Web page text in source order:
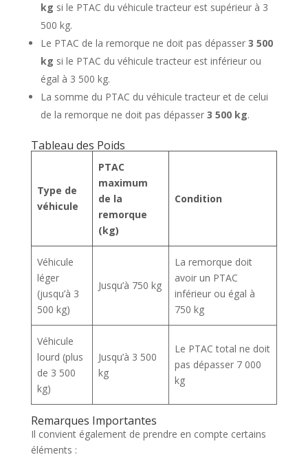
kg si le PTAC du véhicule tracteur est supérieur à 3
500 kg.
Le PTAC de la remorque ne doit pas dépasser 3 500
kg si le PTAC du véhicule tracteur est inférieur ou
égal à 3 500 kg.
La somme du PTAC du véhicule tracteur et de celui
de la remorque ne doit pas dépasser 3 500 kg.
Tableau des Poids
Type de
véhicule
PTAC
maximum
de la
remorque
(kg)
Condition
Véhicule
léger
(jusqu’à 3
500 kg)
Jusqu’à 750 kg
La remorque doit
avoir un PTAC
inférieur ou égal à
750 kg
Véhicule
lourd (plus
de 3 500
kg)
Jusqu’à 3 500
kg
Le PTAC total ne doit
pas dépasser 7 000
kg
Remarques Importantes
Il convient également de prendre en compte certains
éléments :